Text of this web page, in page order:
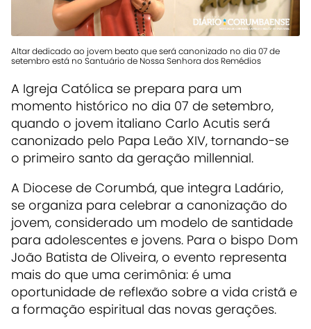
Altar dedicado ao jovem beato que será canonizado no dia 07 de
setembro está no Santuário de Nossa Senhora dos Remédios
A Igreja Católica se prepara para um
momento histórico no dia 07 de setembro,
quando o jovem italiano Carlo Acutis será
canonizado pelo Papa Leão XIV, tornando-se
o primeiro santo da geração millennial.
A Diocese de Corumbá, que integra Ladário,
se organiza para celebrar a canonização do
jovem, considerado um modelo de santidade
para adolescentes e jovens. Para o bispo Dom
João Batista de Oliveira, o evento representa
mais do que uma cerimônia: é uma
oportunidade de reflexão sobre a vida cristã e
a formação espiritual das novas gerações.